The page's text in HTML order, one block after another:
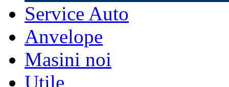
Service Auto
Anvelope
Masini noi
Utile